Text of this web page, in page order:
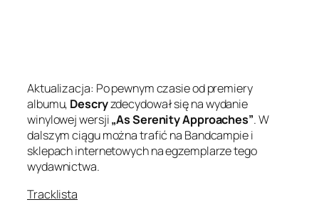
Aktualizacja: Po pewnym czasie od premiery
albumu, Descryzdecydował się na wydanie
winylowej wersji„As Serenity Approaches”. W
dalszym ciągu można trafić na Bandcampie i
sklepach internetowych na egzemplarze tego
wydawnictwa.
Tracklista